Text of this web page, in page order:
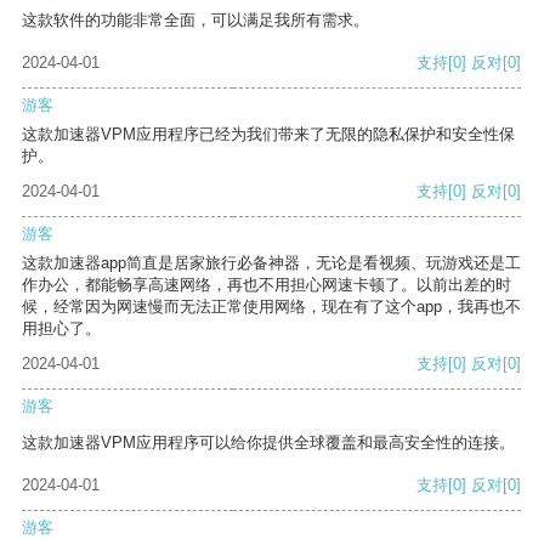
这款软件的功能非常全面，可以满足我所有需求。
2024-04-01 支持[0] 反对[0]
游客
这款加速器VPM应用程序已经为我们带来了无限的隐私保护和安全性保
护。
2024-04-01
支持[0] 反对[0]
游客
这款加速器app简直是居家旅行必备神器，无论是看视频、玩游戏还是工
作办公，都能畅享高速网络，再也不用担心网速卡顿了。以前出差的时
候，经常因为网速慢而无法正常使用网络，现在有了这个app，我再也不
用担心了。
2024-04-01
支持[0] 反对[0]
游客
这款加速器VPM应用程序可以给你提供全球覆盖和最高安全性的连接。
2024-04-01 支持[0] 反对[0]
游客